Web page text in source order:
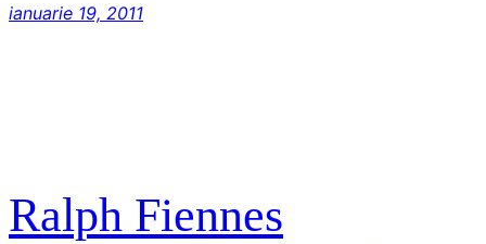
ianuarie 19, 2011
Ralph Fiennes